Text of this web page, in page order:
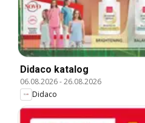
Didaco katalog
06.08.2026-26.08.2026
Didaco